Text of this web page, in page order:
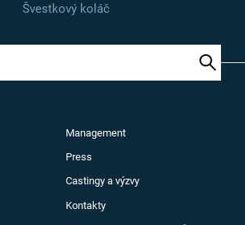
Švestkový koláč
Management
Press
Castingy a výzvy
Kontakty